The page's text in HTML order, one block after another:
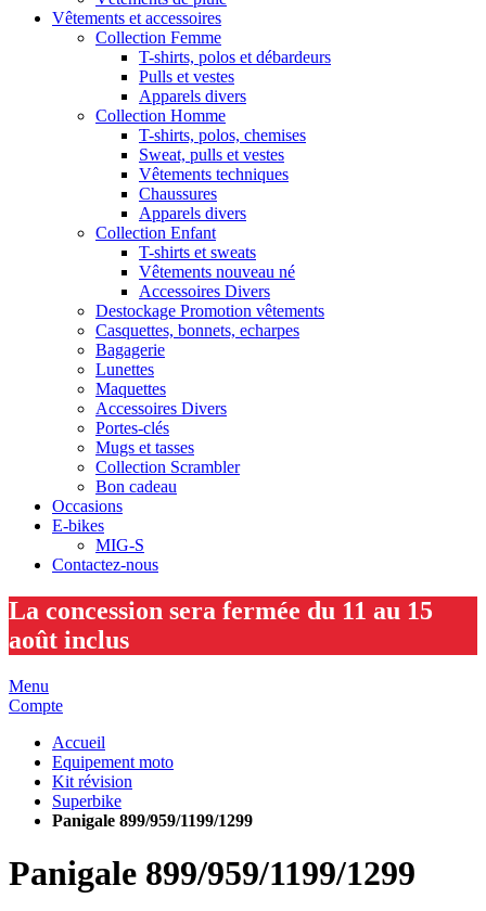
Vêtements et accessoires
Collection Femme
T-shirts, polos et débardeurs
Pulls et vestes
Apparels divers
Collection Homme
T-shirts, polos, chemises
Sweat, pulls et vestes
Vêtements techniques
Chaussures
Apparels divers
Collection Enfant
T-shirts et sweats
Vêtements nouveau né
Accessoires Divers
Destockage Promotion vêtements
Casquettes, bonnets, echarpes
Bagagerie
Lunettes
Maquettes
Accessoires Divers
Portes-clés
Mugs et tasses
Collection Scrambler
Bon cadeau
Occasions
E-bikes
MIG-S
Contactez-nous
La concession sera fermée du 11 au 15
août inclus
Menu
Compte
Accueil
Equipement moto
Kit révision
Superbike
Panigale 899/959/1199/1299
Panigale 899/959/1199/1299